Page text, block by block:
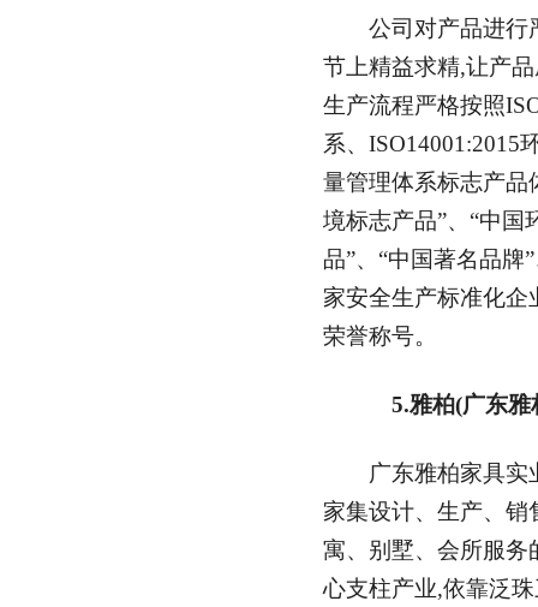
公司对产品进行
节上精益求精,让产
生产流程严格按照
系、ISO14001:2015
量管理体系标志产品
境标志产品”、“中国
品”、“中国著名品牌
家安全生产标准化企
荣誉称号。
5.雅柏(广东雅
广东雅柏家具实
家集设计、生产、
寓、别墅、会所服务
心支柱产业,依靠泛